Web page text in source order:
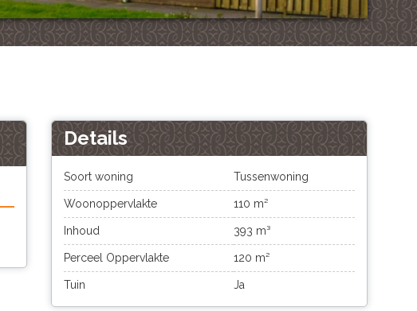
Details
Soort woning Tussenwoning
Woonoppervlakte 110 m²
Inhoud 393 m³
Perceel Oppervlakte 120 m²
Tuin Ja